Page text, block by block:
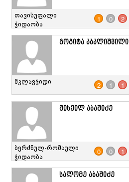
თავისუფალი
ჭიდაობა
1 0 2
გოგიტა აბალიშვილი
მკლავჭიდი 2 1 1
მიხეილ აბაშიძე
ბერძნულ-რომაული
ჭიდაობა
0 0 1
სალომე აბაშიძე